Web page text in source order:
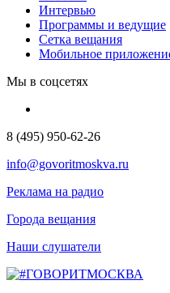
Интервью
Программы и ведущие
Сетка вещания
Мобильное
Мы в соцсетях
8 (495) 950-62-26
info@govoritmoskva.ru
Реклама на радио
Города вещания
Наши слушатели